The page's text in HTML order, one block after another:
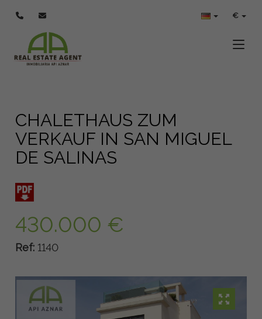
€
CHALETHAUS ZUM
VERKAUF IN SAN MIGUEL
DE SALINAS
430.000 €
Ref: 1140